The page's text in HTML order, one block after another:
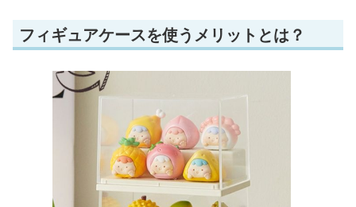
フィギュアケースを使うメリットとは？